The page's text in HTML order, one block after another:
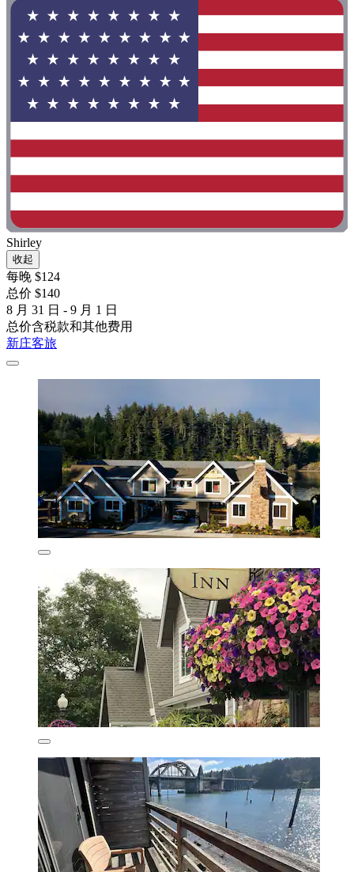
Shirley
收起
每晚 $124
总价 $140
8 月 31 日 - 9 月 1 日
总价含税款和其他费用
新庄客旅